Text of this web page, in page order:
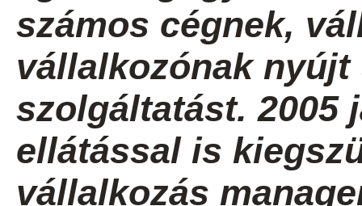
számos cégnek,
vállalkozónak
szolgáltatást. 2005
ellátással is
vállalkozás